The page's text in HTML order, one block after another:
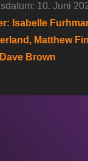
10. Juni
Isabelle
Matthew
Brown